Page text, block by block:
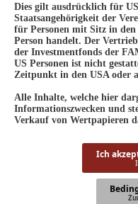
Dies gilt ausdrücklich für
Staatsangehörigkeit der
für Personen mit Sitz in
Person handelt. Der
der Investmentfonds der
US Personen ist nicht
Zeitpunkt in den USA oder
Alle Inhalte, welche hier
Informationszwecken und
Verkauf von Wertpapieren
Ich